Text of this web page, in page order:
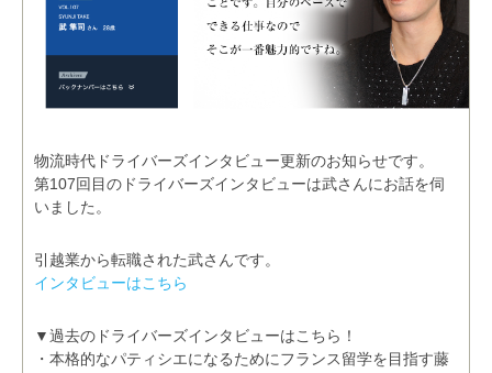
物流時代ドライバーズインタビュー更新のお知らせです。
第107回目のドライバーズインタビューは武さんにお話を伺
いました。
引越業から転職された武さんです。
インタビューはこちら
▼過去のドライバーズインタビューはこちら！
・本格的なパティシエになるためにフランス留学を目指す藤